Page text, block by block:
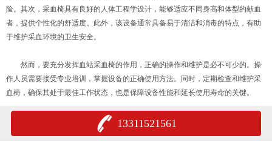
险。其次，采血椅具有良好的人体工程学设计，能够适应不同身高和体型的献血
者，提供个性化的舒适度。此外，该设备通常具备易于清洁和消毒的特点，有助
于维护采血环境的卫生安全。
然而，要充分发挥血站采血椅的作用，正确的操作和维护是必不可少的。操
作人员需要接受专业培训，掌握设备的正确使用方法。同时，定期检查和维护采
血椅，确保其处于最佳工作状态，也是保障设备性能和延长使用寿命的关键。
13311521561